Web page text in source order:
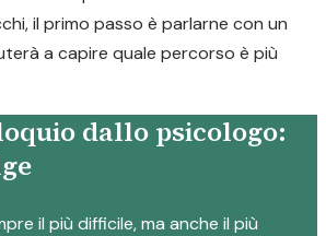
il primo passo è parlarne con un
a capire quale percorso è più
dallo psicologo:
il più difficile, ma anche il più